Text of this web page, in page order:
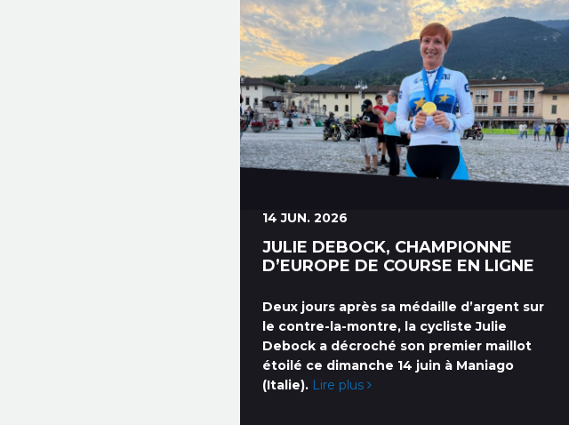
14 JUN. 2026
JULIE DEBOCK, CHAMPIONNE
D’EUROPE DE COURSE EN LIGNE
Deux jours après sa médaille d’argent sur
le contre-la-montre, la cycliste Julie
Debock a décroché son premier maillot
étoilé ce dimanche 14 juin à Maniago
(Italie). Lire plus